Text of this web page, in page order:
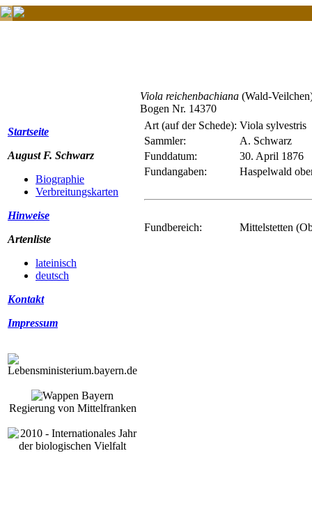
Startseite
August F. Schwarz
Biographie
Verbreitungskarten
Hinweise
Artenliste
lateinisch
deutsch
Kontakt
Impressum
Regierung von Mittelfranken
Viola reichenbachiana (Wald-
Bogen Nr. 14370
Art (auf der Schede): Viola sylvestris
Sammler:
A. Schwarz
Funddatum:
30. April 1876
Fundangaben:
Haspelwald
Fundbereich: Mittelstetten